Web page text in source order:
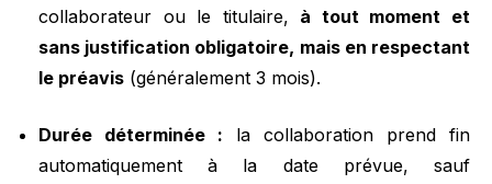
collaborateur ou le titulaire, à tout moment et
sans justification obligatoire, mais en respectant
le préavis (généralement 3 mois).
Durée déterminée : la collaboration prend fin
automatiquement à la date prévue, sauf